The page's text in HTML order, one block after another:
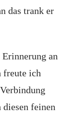
das trank er
an
freute ich
feinen